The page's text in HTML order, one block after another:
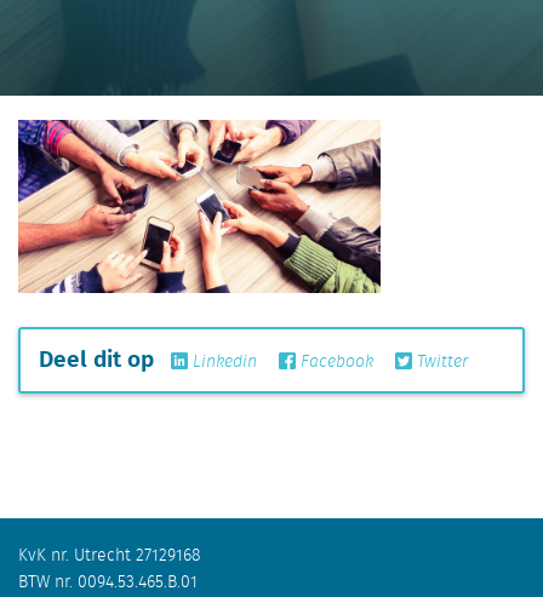
Deel dit op Linkedin Facebook Twitter
KvK nr. Utrecht 27129168
BTW nr. 0094.53.465.B.01